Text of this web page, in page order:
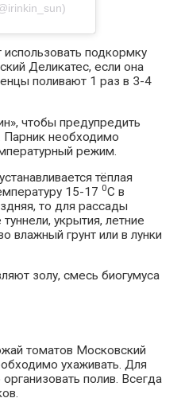
подкормку
Деликатес, если она
поливают 1 раз в 3-4
чтобы предупредить
Парник необходимо
режим.
тёплая
15-17 0С в
то для рассады
укрытия, летние
влажный грунт или в лунки
золу, смесь биогумуса
томатов Московский
ухаживать. Для
полив. Всегда